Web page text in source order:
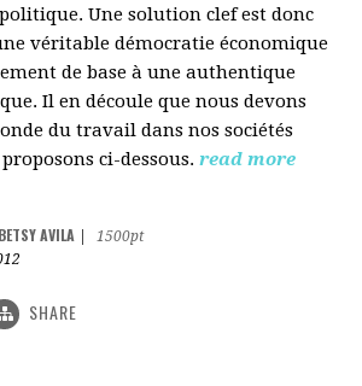
Une solution clef est donc
véritable démocratie économique
de base à une authentique
Il en découle que nous devons
du travail dans nos sociétés
ci-dessous. read more
BETSY AVILA
1500pt
SHARE